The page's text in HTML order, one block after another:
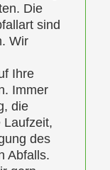
Die
sind
Wir
Ihre
Immer
die
Laufzeit,
des
Abfalls.